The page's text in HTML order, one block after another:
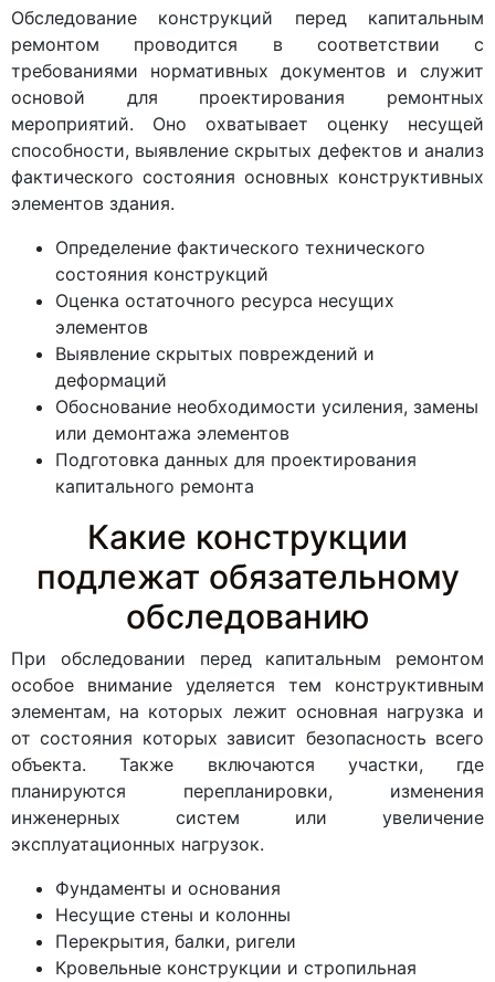
Обследование конструкций перед капитальным
ремонтом проводится в соответствии с
требованиями нормативных документов и служит
основой для проектирования ремонтных
мероприятий. Оно охватывает оценку несущей
способности, выявление скрытых дефектов и анализ
фактического состояния основных конструктивных
элементов здания.
Определение фактического технического
состояния конструкций
Оценка остаточного ресурса несущих
элементов
Выявление скрытых повреждений и
деформаций
Обоснование необходимости усиления, замены
или демонтажа элементов
Подготовка данных для проектирования
капитального ремонта
Какие конструкции
подлежат обязательному
обследованию
При обследовании перед капитальным ремонтом
особое внимание уделяется тем конструктивным
элементам, на которых лежит основная нагрузка и
от состояния которых зависит безопасность всего
объекта. Также включаются участки, где
планируются перепланировки, изменения
инженерных систем или увеличение
эксплуатационных нагрузок.
Фундаменты и основания
Несущие стены и колонны
Перекрытия, балки, ригели
Кровельные конструкции и стропильная